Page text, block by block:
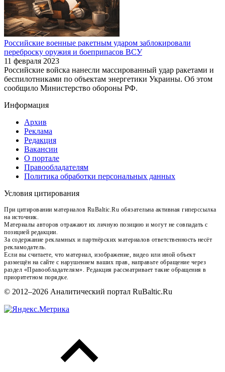
Российские военные ракетным ударом заблокировали
переброску оружия и боеприпасов ВСУ
11 февраля 2023
Российские войска нанесли массированный удар ракетами и
беспилотниками по объектам энергетики Украины. Об этом
сообщило Министерство обороны РФ.
Информация
Архив
Реклама
Редакция
Вакансии
О портале
Правообладателям
Политика обработки персональных данных
Условия цитирования
При цитировании материалов RuBaltic.Ru обязательна активная гиперссылка
на источник.
Материалы авторов отражают их личную позицию и могут не совпадать с
позицией редакции.
За содержание рекламных и партнёрских материалов ответственность несёт
рекламодатель.
Если вы считаете, что материал, изображение, видео или иной объект
размещён на сайте с нарушением ваших прав, направьте обращение через
раздел «Правообладателям». Редакция рассматривает такие обращения в
приоритетном порядке.
© 2012–2026 Аналитический портал RuBaltic.Ru